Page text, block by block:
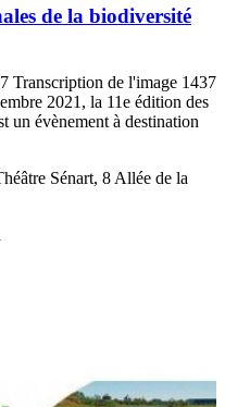
de la biodiversité
Transcription de l'image 1437
2021, la 11e édition des
un évènement à destination
Sénart, 8 Allée de la